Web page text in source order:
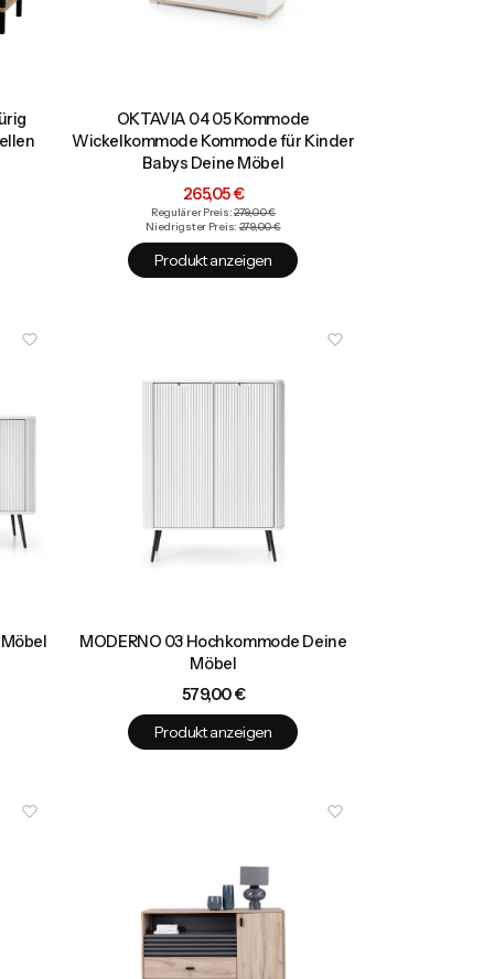
OKTAVIA 04 05 Kommode
Wickelkommode Kommode für Kinder
Babys Deine Möbel
Aktionspreis
265,05 €
Regulärer Preis:279,00 €
Niedrigster Preis: 279,00 €
Produkt anzeigen
MODERNO 03 Hochkommode Deine
Möbel
Preis
579,00 €
Produkt anzeigen